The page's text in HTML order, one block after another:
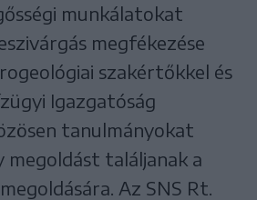
munkálatokat
megfékezése
szakértőkkel és
Igazgatóság
tanulmányokat
megoldást találjanak a
Az SNS Rt.